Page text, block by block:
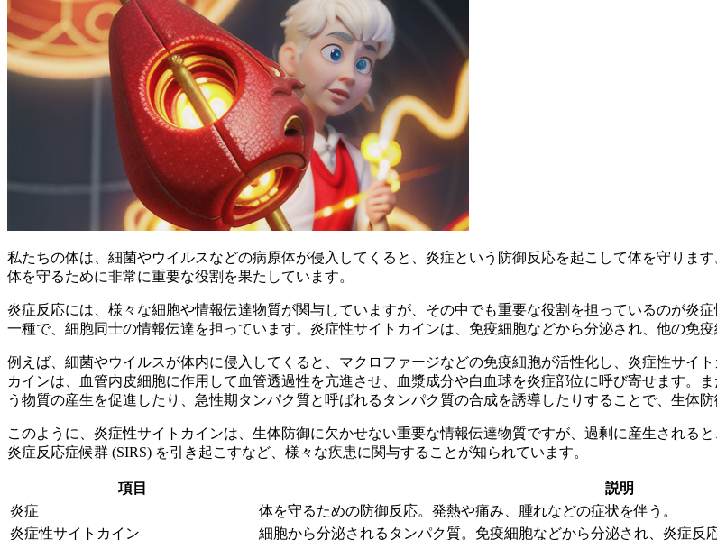
私たちの体は、細菌やウイルスなどの病原体が侵入してくると、 炎症という防御反応を起こして体を守りま
体を守るために非常に重要な役割を果たしています。
炎症反応には、様々な細胞や情報伝達物質が関与していますが、その中でも重要な役割を担っているのが炎症
一種で、細胞同士の情報伝達を担っています。炎症性サイトカインは、免疫細胞などから分泌され、他の免
例えば、細菌やウイルスが体内に侵入してくると、マクロファージなどの免疫細胞が活性化し、炎症性サイ
カインは、血管内皮細胞に作用して血管透過性を亢進させ、血漿成分や白血球を炎症部位に呼び寄せます。
う物質の産生を促進したり、急性期タンパク質と呼ばれるタンパク質の合成を誘導したりすることで、生体防
このように、炎症性サイトカインは、 生体防御に欠かせない重要な情報伝達物質ですが、過剰に産生される
炎症反応症候群 (SIRS) を引き起こすなど、様々な疾患に関与することが知られています。
項目
説明
炎症
体を守るための防御反応。発熱や痛み、腫れなどの症状を伴う。
炎症性サイトカイン
細胞から分泌されるタンパク質。免疫細胞などから分泌され、炎症反